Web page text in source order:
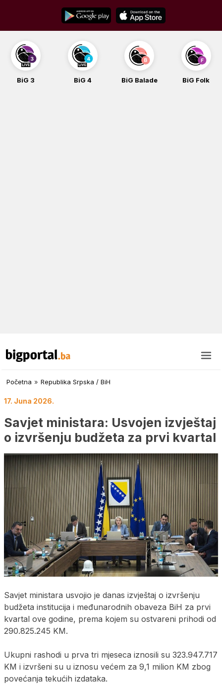
content
BiG 3 BiG 4 BiG Balade BiG Folk
Početna » Republika Srpska / BiH
17. Juna 2026.
Savjet ministara: Usvojen izvještaj
o izvršenju budžeta za prvi kvartal
Savjet ministara usvojio je danas izvještaj o izvršenju
budžeta institucija i međunarodnih obaveza BiH za prvi
kvartal ove godine, prema kojem su ostvareni prihodi od
290.825.245 KM.
Ukupni rashodi u prva tri mjeseca iznosili su 323.947.717
KM i izvršeni su u iznosu većem za 9,1 milion KM zbog
povećanja tekućih izdataka.